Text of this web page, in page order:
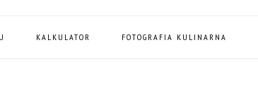
KALKULATOR FOTOGRAFIA KULINARNA